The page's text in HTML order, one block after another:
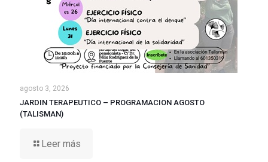
agosto 3, 2026
JARDIN TERAPEUTICO – PROGRAMACION AGOSTO
(TALISMAN)
Leer más